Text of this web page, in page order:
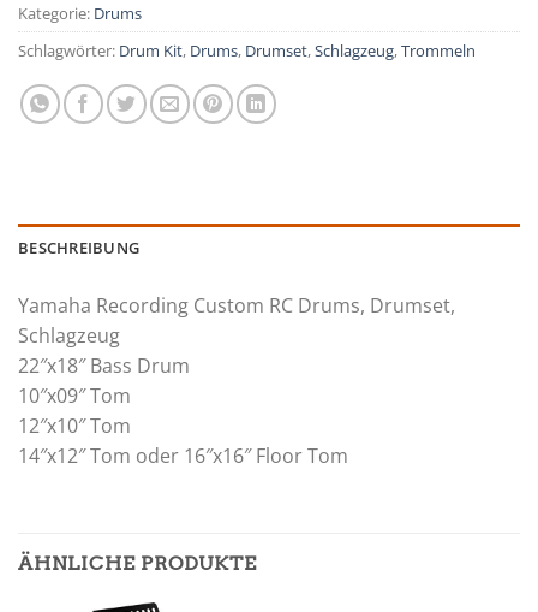
Kategorie: Drums
Schlagwörter: Drum Kit, Drums, Drumset,Schlagzeug,Trommeln
BESCHREIBUNG
Yamaha Recording Custom RC Drums, Drumset,
Schlagzeug
22″x18″ Bass Drum
10″x09″ Tom
12″x10″ Tom
14″x12″ Tom oder 16″x16″ Floor Tom
ÄHNLICHE PRODUKTE